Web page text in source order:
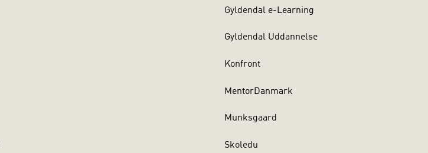
Gyldendal e-Learning
Gyldendal Uddannelse
Konfront
MentorDanmark
Munksgaard
Skoledu